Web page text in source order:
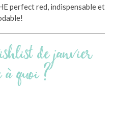
perfect red, indispensable et
de janvier
à quoi ?